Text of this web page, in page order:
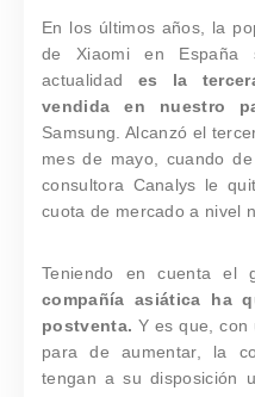
En los últimos años, la
de Xiaomi en
actualidad es la
vendida en nuestro
Samsung. Alcanzó el
mes de mayo, cuando
consultora Canalys le
cuota de mercado a nivel
Teniendo en cuenta el
compañía asiática ha
postventa. Y es que, con
para de aumentar, la
tengan a su disposición